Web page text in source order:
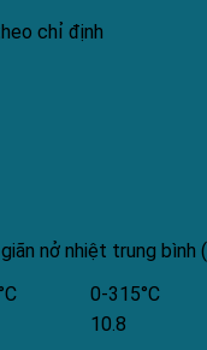
chỉ định
nở nhiệt trung bình
0-315°C
10.8